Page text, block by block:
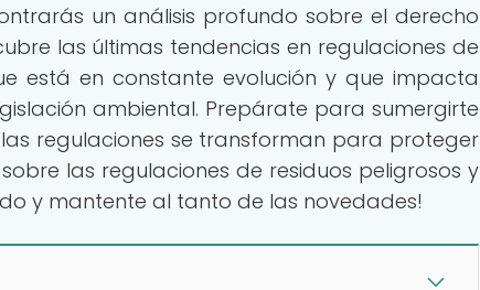
un análisis profundo sobre el derecho
las últimas tendencias en regulaciones de
está en constante evolución y que impacta
ambiental. Prepárate para sumergirte
regulaciones se transforman para proteger
las regulaciones de residuos peligrosos y
y mantente al tanto de las novedades!